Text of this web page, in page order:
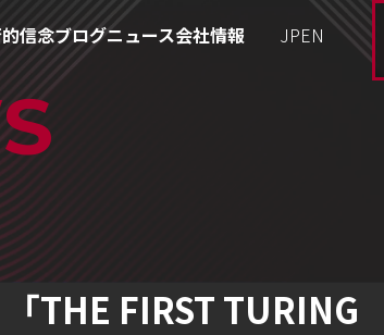
信念ブログニュース会社情報 EN
JP
THE FIRST TURING